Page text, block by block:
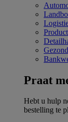
Praat
Hebt u hulp
bestelling te